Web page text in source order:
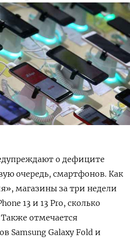
о дефиците
очередь, смартфонов. Как
магазины за три недели
13 и 13 Pro, сколько
отмечается
Samsung Galaxy Fold и